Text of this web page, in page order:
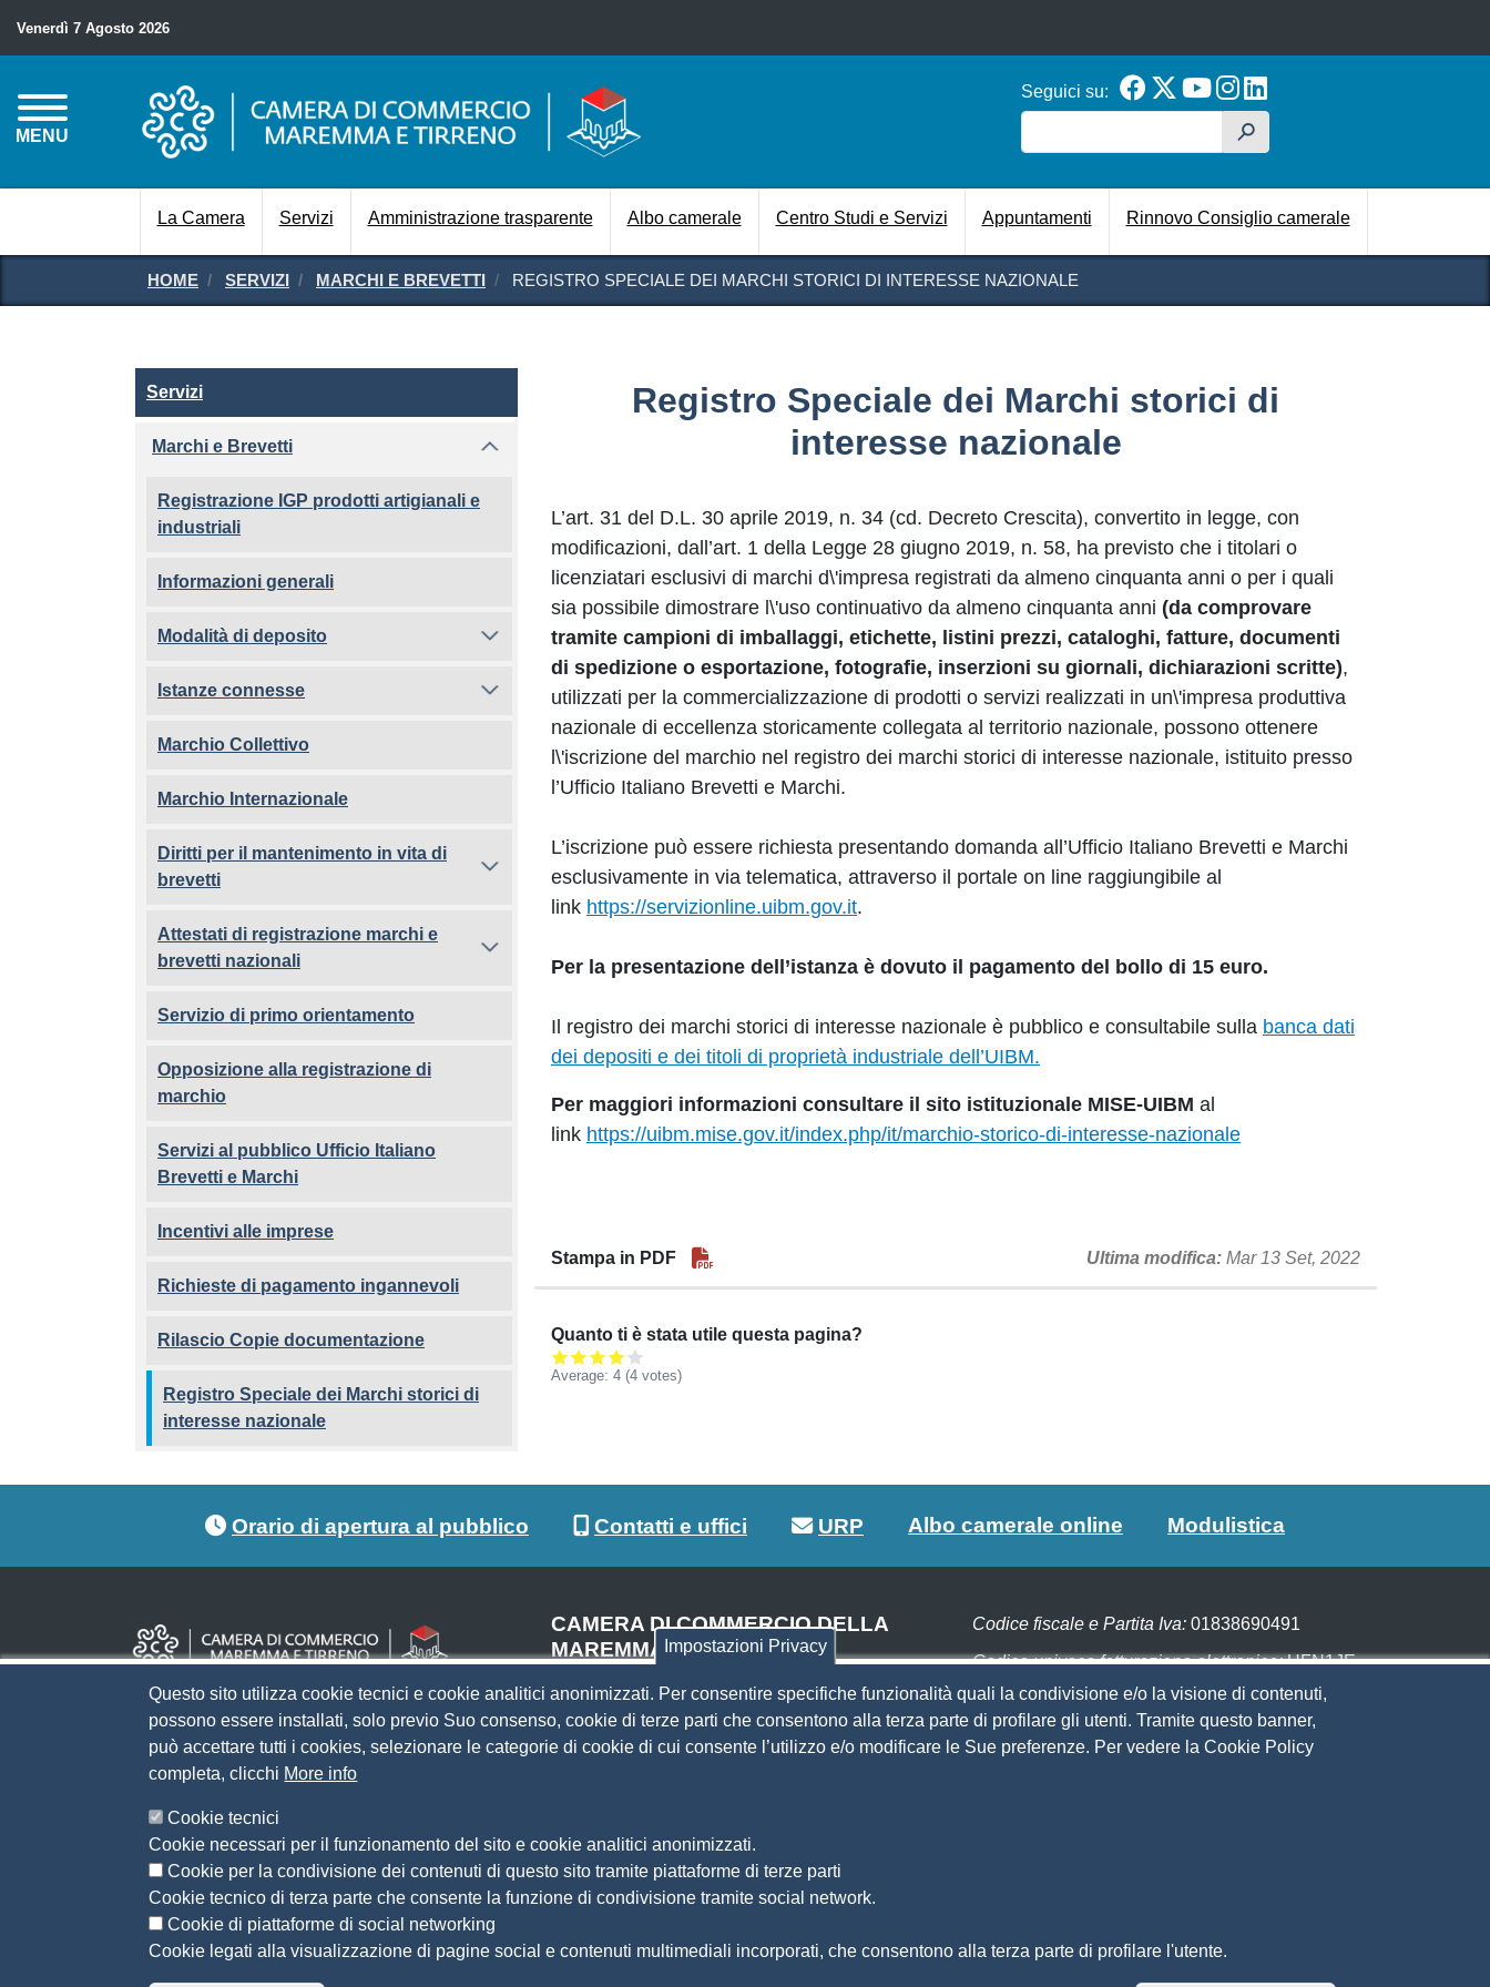
Venerdì 7 Agosto 2026
MENU
Seguici su:
h
Navigazione principale
La Camera Servizi Amministrazione trasparente Albo camerale Centro Studi e Servizi Appuntamenti Rinnovo Consiglio camerale
HOME SERVIZI MARCHI E BREVETTI REGISTRO SPECIALE DEI MARCHI STORICI DI INTERESSE NAZIONALE
Registro Speciale dei Marchi storici di
interesse nazionale
L’art. 31 del D.L. 30 aprile 2019, n. 34 (cd. Decreto Crescita), convertito in legge, con
modificazioni, dall’art. 1 della Legge 28 giugno 2019, n. 58, ha previsto che i titolari o
licenziatari esclusivi di marchi d\'impresa registrati da almeno cinquanta anni o per i quali
sia possibile dimostrare l\'uso continuativo da almeno cinquanta anni (da comprovare
tramite campioni di imballaggi, etichette, listini prezzi, cataloghi, fatture, documenti
di spedizione o esportazione, fotografie, inserzioni su giornali, dichiarazioni scritte),
utilizzati per la commercializzazione di prodotti o servizi realizzati in un\'impresa produttiva
nazionale di eccellenza storicamente collegata al territorio nazionale, possono ottenere
l\'iscrizione del marchio nel registro dei marchi storici di interesse nazionale, istituito presso
l’Ufficio Italiano Brevetti e Marchi.
L’iscrizione può essere richiesta presentando domanda all’Ufficio Italiano Brevetti e Marchi
esclusivamente in via telematica, attraverso il portale on line raggiungibile al
link https://servizionline.uibm.gov.it.
Per la presentazione dell’istanza è dovuto il pagamento del bollo di 15 euro.
Il registro dei marchi storici di interesse nazionale è pubblico e consultabile sulla banca dati
dei depositi e dei titoli di proprietà industriale dell’UIBM.
Per maggiori informazioni consultare il sito istituzionale MISE-UIBM al
link https://uibm.mise.gov.it/index.php/it/marchio-storico-di-interesse-nazionale
Stampa in PDF Ultima modifica Mar 13 Set, 2022
Quanto ti è stata utile questa pagina?
Average: 4 (4 votes)
Servizi
Servizi
Marchi e Brevetti
Registrazione IGP prodotti artigianali e
industriali
Informazioni generali
Modalità di deposito
Istanze connesse
Marchio Collettivo
Marchio Internazionale
Diritti per il mantenimento in vita di
brevetti
Attestati di registrazione marchi e
brevetti nazionali
Servizio di primo orientamento
Opposizione alla registrazione di
marchio
Servizi al pubblico Ufficio Italiano
Brevetti e Marchi
Incentivi alle imprese
Richieste di pagamento ingannevoli
Rilascio Copie documentazione
Registro Speciale dei Marchi storici di
interesse nazionale
Orario di apertura al pubblico Contatti e uffici URP Albo camerale online Modulistica
CAMERA DI COMMERCIO DELLA
MAREMMA E DEL TIRRENO
SEDE DI LIVORNO
Piazza del Municipio, 48
(ingresso da Via del Porticciolo, 1)
Via F.lli Cairoli, 10
Centralino 0564 430.111
Peccameradicommercio@pec.lg.camcom.it
Codice fiscale e Partita Iva: 01838690491
Codice univoco fatturazione elettronica:UFN1JE
Pagare con PagoPA
Dichiarazione di accessibilità
Feedback accessibilità
Impostazioni Privacy
Questo sito utilizza cookie tecnici e cookie analitici anonimizzati. Per consentire specifiche funzionalità quali la condivisione e/o la visione di contenuti,
possono essere installati, solo previo Suo consenso, cookie di terze parti che consentono alla terza parte di profilare gli utenti. Tramite questo banner,
può accettare tutti i cookies, selezionare le categorie di cookie di cui consente l’utilizzo e/o modificare le Sue preferenze. Per vedere la Cookie Policy
completa, clicchi More info
Cookie tecnici
Cookie necessari per il funzionamento del sito e cookie analitici anonimizzati.
Cookie per la condivisione dei contenuti di questo sito tramite piattaforme di terze parti
Cookie tecnico di terza parte che consente la funzione di condivisione tramite social network.
Cookie di piattaforme di social networking
Cookie legati alla visualizzazione di pagine social e contenuti multimediali incorporati, che consentono alla terza parte di profilare l'utente.